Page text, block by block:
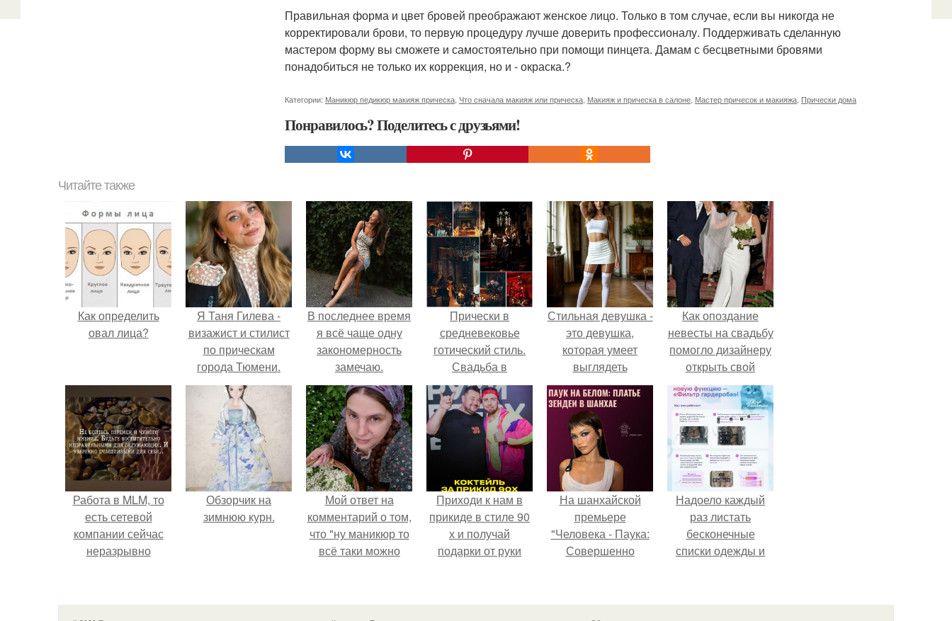
Правильная форма и цвет бровей преображают женское лицо. Только в том случае, если вы никогда не
корректировали брови, то первую процедуру лучше доверить профессионалу. Поддерживать сделанную
мастером форму вы сможете и самостоятельно при помощи пинцета. Дамам с бесцветными бровями
понадобиться не только их коррекция, но и - окраска.?
Категории: Маникюр педикюр макияж прическа Что сначала макияж или прическа Макияж и прическа в салоне Мастер причесок и макияжа Прически дома
Понравилось? Поделитесь с друзьями!
Читайте также
Как определить
овал лица?
Я Таня Гилева -
визажист и стилист
по прическам
города Тюмени.
В последнее время
я всё чаще одну
закономерность
замечаю.
Прически в
средневековье
готический стиль.
Свадьба в
готическом стиле.
Стильная девушка -
это девушка,
которая умеет
выглядеть
привлекательно и
элегантно в любои
ситуации.
Как опоздание
невесты на свадьбу
помогло дизайнеру
открыть свой
бренд.
Работа в MLM, то
есть сетевой
компании сейчас
неразрывно
своей страницы в
Обзорчик на
зимнюю курн.
Мой ответ на
комментарий о том,
что "ну маникюр то
всё таки можно
Приходи к нам в
прикиде в стиле 90
х и получай
подарки от руки
На шанхайской
премьере
"Человека - Паука:
Совершенно
просто очередной
Надоело каждый
раз листать
бесконечные
списки одежды и
кусочкам?